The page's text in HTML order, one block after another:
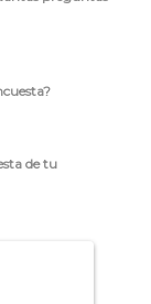
de tu